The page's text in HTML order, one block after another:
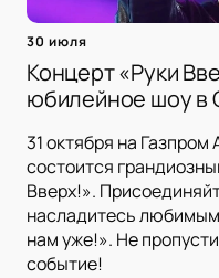
30 июля
Концерт «Руки
юбилейное шоу в
31 октября на
состоится
Вверх!».
насладитесь
нам уже!». Не
событие!